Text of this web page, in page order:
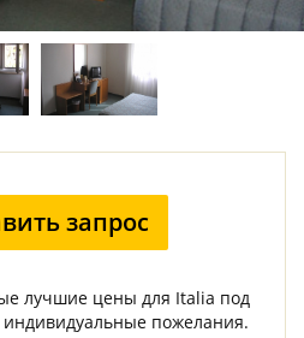
запрос
лучшие цены для Italia под
пожелания.